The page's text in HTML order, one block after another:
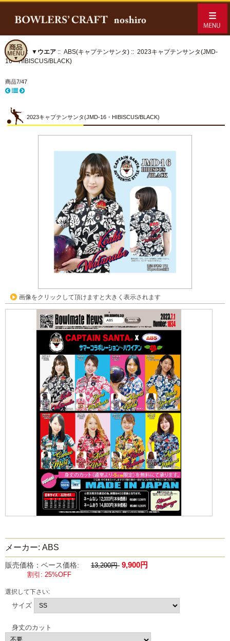
ホーム:: ▼ウエア :: ABS(キャプテンサンタ) :: 2023キャプテンサンタ(JMD-
16・HIBISCUS/BLACK)
商品7/47
2023キャプテンサンタ(JMD-16・HIBISCUS/BLACK)
画像をクリックして頂けますと大きく表示されます
メーカー: ABS
販売価格：ベース価格: 13,200円 9,900円
割引: 25%OFF
選択して下さい:
サイズ
身丈のカット